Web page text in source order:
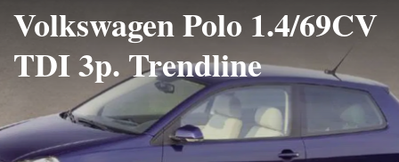
Volkswagen Polo 1.4/69CV
TDI 3p. Trendline